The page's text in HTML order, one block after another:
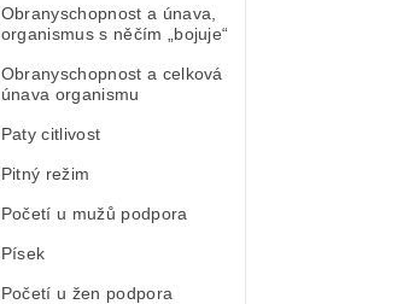
Obranyschopnost a únava,
organismus s něčím „bojuje“
Obranyschopnost a celková
únava organismu
Paty citlivost
Pitný režim
Početí u mužů podpora
Písek
Početí u žen podpora